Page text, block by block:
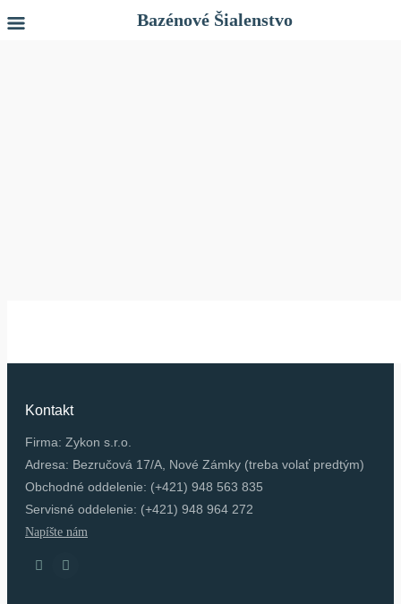
Kontakt
Firma: Zykon s.r.o.
Adresa: Bezručová 17/A, Nové Zámky (treba volať predtým)
Obchodné oddelenie: (+421) 948 563 835
Servisné oddelenie: (+421) 948 964 272
Napíšte nám
Bazénové Šialenstvo